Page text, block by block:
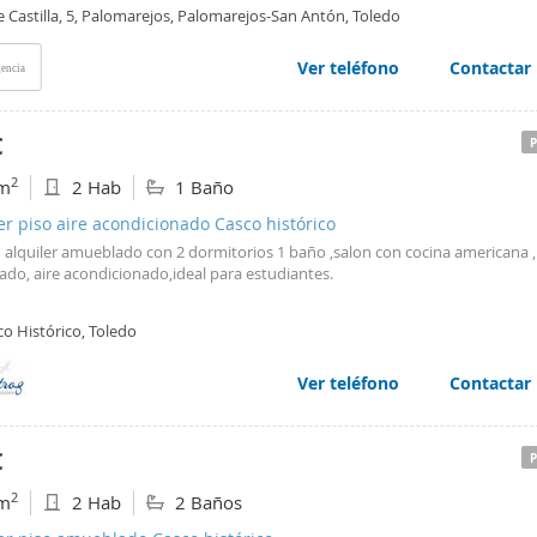
a parte. La cocina tiene un pequeño balcón. En el precio se
LOS SUMINISTROS + wifi y limpieza de zonas comunes 1 vez a la semana. El
reformado y cuenta con todo el mobiliario nuevo a estrenar. Podéis
DM o al Instagram @rooming_madrid. a par.
Castilla, 5, Palomarejos, Palomarejos-San Antón, Toledo
Ver teléfono Contactar
2 2 Hab 1 Baño
piso aire acondicionado Casco histórico
alquiler amueblado con 2 dormitorios 1 baño ,salon con cocina americana
aire acondicionado,ideal para estudiantes.
Histórico, Toledo
Ver teléfono Contactar
2 2 Hab 2 Baños